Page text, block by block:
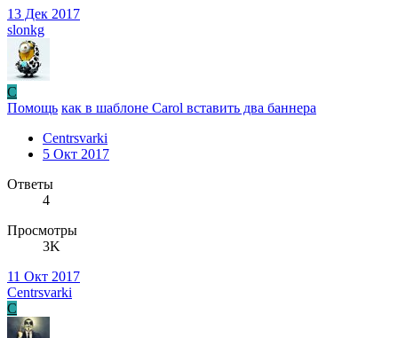
13 Дек 2017
slonkg
C
Помощь как в шаблоне Carol вставить два баннера
Centrsvarki
5 Окт 2017
Ответы
4
Просмотры
3K
11 Окт 2017
Centrsvarki
C